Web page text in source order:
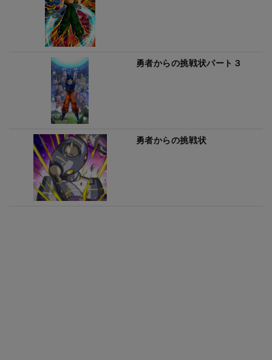
勇者からの挑戦状パート３
勇者からの挑戦状